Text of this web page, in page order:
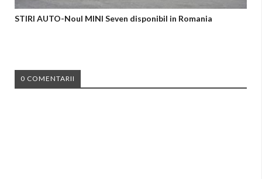
STIRI AUTO-Noul MINI Seven disponibil in Romania
0 COMENTARII